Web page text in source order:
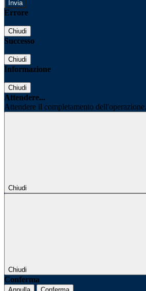
Errore
Chiudi
Successo
Chiudi
Informazione
Chiudi
Attendere...
Attendere il completamento
Chiudi
Chiudi
Conferma